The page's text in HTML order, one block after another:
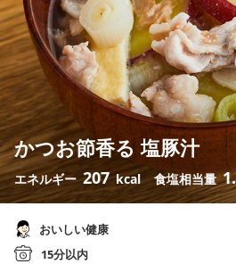
かつお節香る 塩豚汁
エネルギー207 kcal 食塩相当量
おいしい健康
15分以内